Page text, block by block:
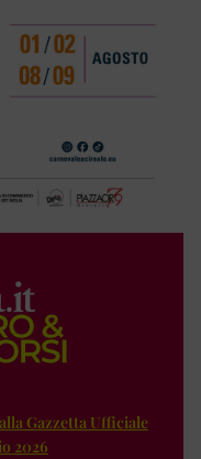
Gazzetta Ufficiale
2026